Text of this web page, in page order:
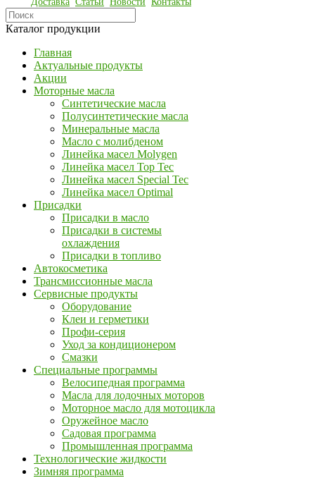
Каталог продукции
Главная
Актуальные продукты
Акции
Моторные масла
Синтетические масла
Полусинтетические масла
Минеральные масла
Масло с молибденом
Линейка масел Molygen
Линейка масел Top Tec
Линейка масел Special Tec
Линейка масел Optimal
Присадки
Присадки в масло
Присадки в системы
охлаждения
Присадки в топливо
Автокосметика
Трансмиссионные масла
Сервисные продукты
Оборудование
Клеи и герметики
Профи-серия
Уход за кондиционером
Смазки
Специальные программы
Велосипедная программа
Масла для лодочных моторов
Моторное масло для мотоцикла
Оружейное масло
Садовая программа
Промышленная программа
Технологические жидкости
Зимняя программа